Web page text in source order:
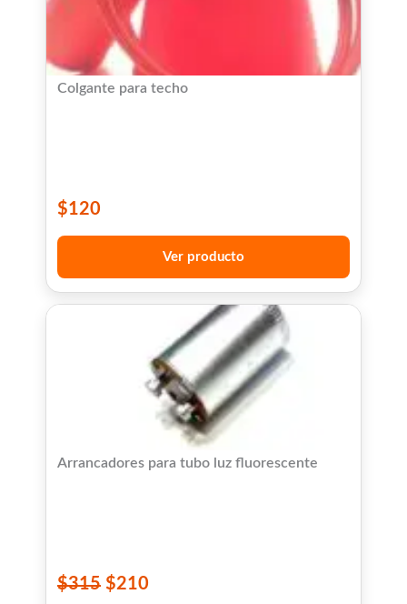
Colgante para techo
$120
Ver producto
Arrancadores para tubo luz fluorescente
$315 $210